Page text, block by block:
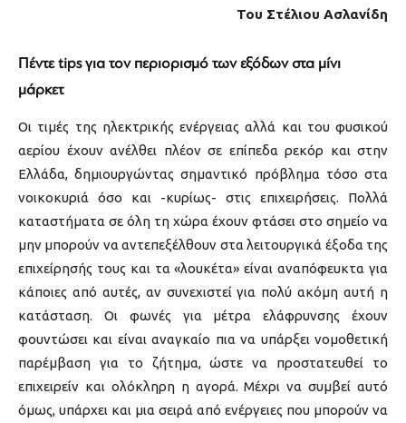
Του Στέλιου Ασλανίδη
Πέντε tips για τον περιορισμό των εξόδων στα μίνι
μάρκετ
Οι τιμές της ηλεκτρικής ενέργειας αλλά και του φυσικού
αερίου έχουν ανέλθει πλέον σε επίπεδα ρεκόρ και στην
Ελλάδα, δημιουργώντας σημαντικό πρόβλημα τόσο στα
νοικοκυριά όσο και -κυρίως- στις επιχειρήσεις. Πολλά
καταστήματα σε όλη τη χώρα έχουν φτάσει στο σημείο να
μην μπορούν να αντεπεξέλθουν στα λειτουργικά έξοδα της
επιχείρησής τους και τα «λουκέτα» είναι αναπόφευκτα για
κάποιες από αυτές, αν συνεχιστεί για πολύ ακόμη αυτή η
κατάσταση. Οι φωνές για μέτρα ελάφρυνσης έχουν
φουντώσει και είναι αναγκαίο πια να υπάρξει νομοθετική
παρέμβαση για το ζήτημα, ώστε να προστατευθεί το
επιχειρείν και ολόκληρη η αγορά. Μέχρι να συμβεί αυτό
όμως, υπάρχει και μια σειρά από ενέργειες που μπορούν να